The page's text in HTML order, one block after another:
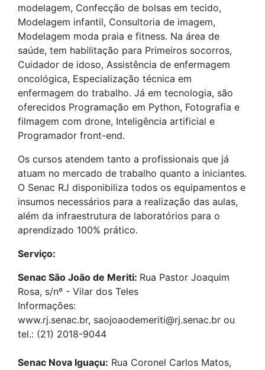
modelagem, Confecção de bolsas em tecido,
Modelagem infantil, Consultoria de imagem,
Modelagem moda praia e fitness. Na área de
saúde, tem habilitação para Primeiros socorros,
Cuidador de idoso, Assistência de enfermagem
oncológica, Especialização técnica em
enfermagem do trabalho. Já em tecnologia, são
oferecidos Programação em Python, Fotografia e
filmagem com drone, Inteligência artificial e
Programador front-end.
Os cursos atendem tanto a profissionais que já
atuam no mercado de trabalho quanto a iniciantes.
O Senac RJ disponibiliza todos os equipamentos e
insumos necessários para a realização das aulas,
além da infraestrutura de laboratórios para o
aprendizado 100% prático.
Serviço:
Senac São João de Meriti: Rua Pastor Joaquim
Rosa, s/nº - Vilar dos Teles
Informações:
www.rj.senac.br, saojoaodemeriti@rj.senac.br ou
tel.: (21) 2018-9044
Senac Nova Iguaçu: Rua Coronel Carlos Matos,